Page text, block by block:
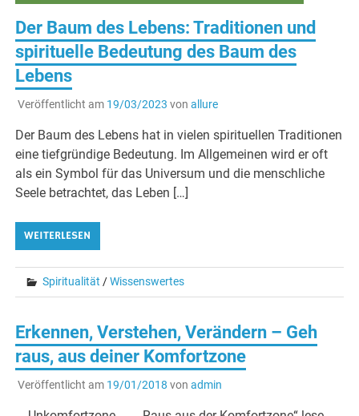
Der Baum des Lebens: Traditionen und
spirituelle Bedeutung des Baum des
Lebens
Veröffentlicht am 19/03/2023 von allure
Der Baum des Lebens hat in vielen spirituellen Traditionen
eine tiefgründige Bedeutung. Im Allgemeinen wird er oft
als ein Symbol für das Universum und die menschliche
Seele betrachtet, das Leben […]
WEITERLESEN
Spiritualität /Wissenswertes
Erkennen, Verstehen, Verändern – Geh
raus, aus deiner Komfortzone
Veröffentlicht am 19/01/2018 von admin